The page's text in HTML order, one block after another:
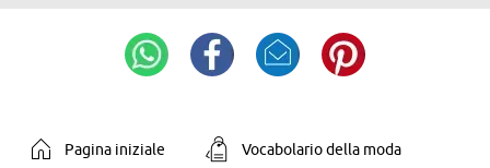
Pagina iniziale Vocabolario della moda